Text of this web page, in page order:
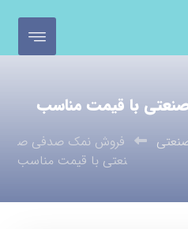
با قیمت مناسب
فروش نمک صدفی ص
نعتی با قیمت مناسب